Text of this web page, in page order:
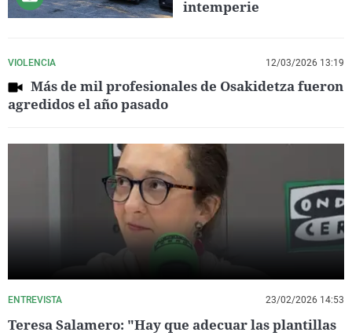
intemperie
VIOLENCIA 12/03/2026 13:19
Más de mil profesionales de Osakidetza fueron
agredidos el año pasado
ENTREVISTA 23/02/2026 14:53
Teresa Salamero: "Hay que adecuar las plantillas